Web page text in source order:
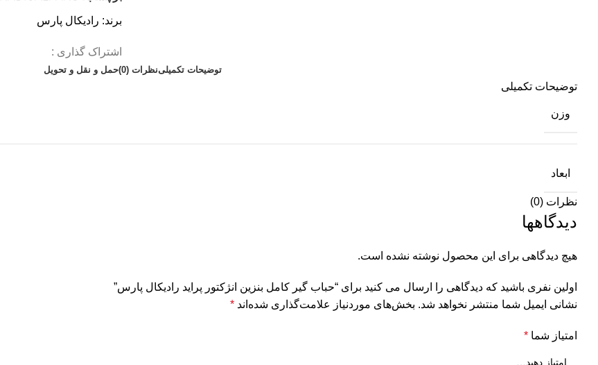
برند: رادیکال پارس
اشتراک گذاری :
توضیحات تکمیلینظرات (0) حمل و نقل و تحویل
توضیحات تکمیلی
وزن
ابعاد
نظرات (0)
دیدگاهها
هیچ دیدگاهی برای این محصول نوشته نشده است.
اولین نفری باشید که دیدگاهی را ارسال می کنید برای “حباب گیر کامل بنزین انژکتور پراید رادیکال پارس”
نشانی ایمیل شما منتشر نخواهد شد. بخش‌های موردنیاز علامت‌گذاری شده‌اند *
امتیاز شما *